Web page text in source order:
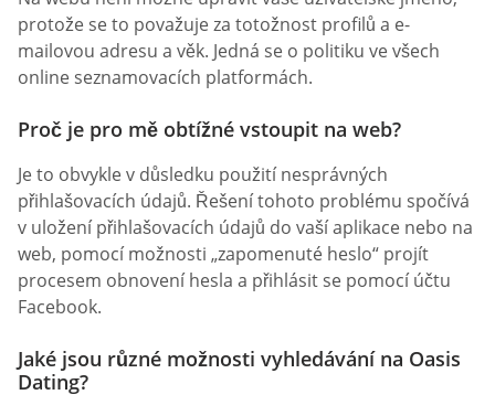
protože se to považuje za totožnost profilů a e-
mailovou adresu a věk. Jedná se o politiku ve všech
online seznamovacích platformách.
Proč je pro mě obtížné vstoupit na web?
Je to obvykle v důsledku použití nesprávných
přihlašovacích údajů. Řešení tohoto problému spočívá
v uložení přihlašovacích údajů do vaší aplikace nebo na
web, pomocí možnosti „zapomenuté heslo“ projít
procesem obnovení hesla a přihlásit se pomocí účtu
Facebook.
Jaké jsou různé možnosti vyhledávání na Oasis
Dating?